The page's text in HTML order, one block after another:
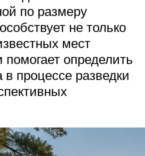
по размеру
не только
мест
помогает определить
процессе разведки